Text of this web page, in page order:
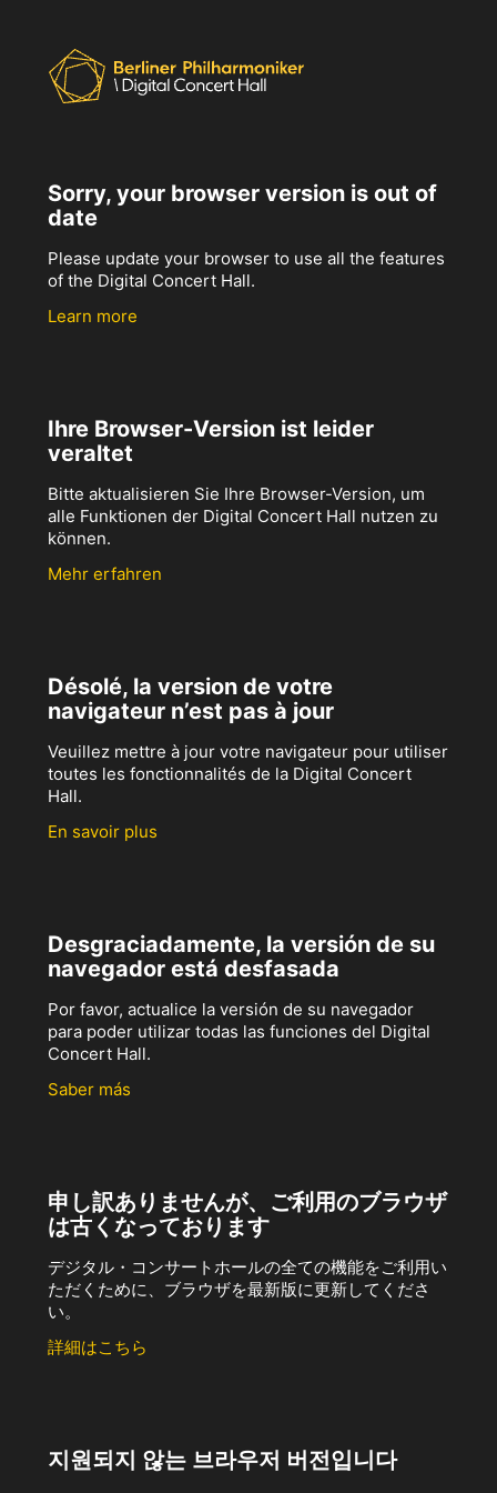
Sorry, your browser version is out of
date
Please update your browser to use all the features
of the Digital Concert Hall.
Learn more
Ihre Browser-Version ist leider
veraltet
Bitte aktualisieren Sie Ihre Browser-Version, um
alle Funktionen der Digital Concert Hall nutzen zu
können.
Mehr erfahren
Désolé, la version de votre
navigateur n’est pas à jour
Veuillez mettre à jour votre navigateur pour utiliser
toutes les fonctionnalités de la Digital Concert
Hall.
En savoir plus
Desgraciadamente, la versión de su
navegador está desfasada
Por favor, actualice la versión de su navegador
para poder utilizar todas las funciones del Digital
Concert Hall.
Saber más
申し訳ありませんが、ご利用のブラウザ
は古くなっております
デジタル・コンサートホールの全ての機能をご利用い
ただくために、ブラウザを最新版に更新してくださ
い。
詳細はこちら
지원되지 않는 브라우저 버전입니다